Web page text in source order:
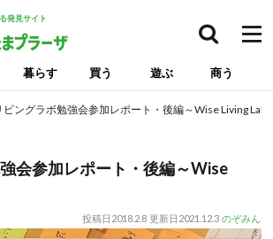
発見サイト
暮らす 買う 遊ぶ 商う
ビングラボ勉強会参加レポート・後編～Wise Living Lab
会参加レポート・後編～Wise
投稿日 2018.2.8 更新日 2021.12.3 のぞみん